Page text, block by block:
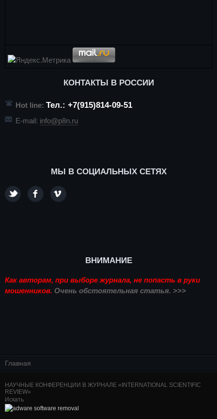
КОНТАКТЫ В РОССИИ
Hot line: Тел.: +7(915)814-09-51
E-mail: info@p8n.ru
МЫ В СОЦИАЛЬНЫХ СЕТЯХ
ВНИМАНИЕ
Как авторам, при выборе журнала, не попасть в руки
мошенников. Очень обстоятельная статья. >>>
Главная
НАУЧНЫЕ КОНФЕРЕНЦИИ В ЖУРНАЛЕ «INTERNATIONAL SCIENTIFIC
REVIEW»
Искать